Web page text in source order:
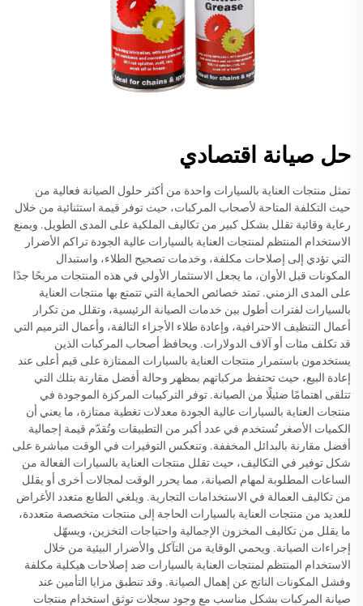
حل صيانة اقتصادي
تمثل منتجات العناية بالسيارات واحدة من أكثر حلول الصيانة فعالية من
حيث التكلفة المتاحة لأصحاب المركبات، حيث توفر قيمة استثنائية من خلال
رعاية وقائية تقلل بشكل كبير من تكاليف الملكية على المدى الطويل. ويمنع
الاستخدام المنتظم لمنتجات العناية بالسيارات عالية الجودة تراكم الأضرار
التي تؤدي إلى إصلاحات مكلفة، وخدمات تصحيح الطلاء، واستبدال
المكونات قبل الأوان، ما يجعل الاستثمار الأولي في هذه المنتجات مربحًا جدًا
على المدى الزمني. تمتد خصائص الحماية التي تتمتع بها منتجات العناية
بالسيارات لفترات أطول بين خدمات الصيانة الرئيسية، وتقلل من تكرار
أعمال التنظيف الاحترافية، وإعادة طلاء الأجزاء التالفة، وأعمال الترميم التي
قد تكلف مئات أو آلاف الدولارات. ويحافظ أصحاب المركبات الذين
يستخدمون باستمرار منتجات العناية بالسيارات الممتازة على قيم أعلى عند
إعادة البيع، حيث تحتفظ مركباتهم بمظهر وحالة أفضل مقارنة بتلك التي
تتلقى اهتمامًا ضئيلًا من الصيانة. توفر التركيبات المركزة الموجودة في
منتجات العناية بالسيارات عالية الجودة معدلات تغطية ممتازة، ما يعني أن
الكميات الأصغر تُستخدم في عدد أكبر من التطبيقات وتُقدّم قيمة إجمالية
أفضل مقارنة بالبدائل المخففة. وتنعكس التوفيرات في الوقت مباشرة على
شكل توفير في التكاليف، حيث تقلل منتجات العناية بالسيارات الفعالة من
الساعات المطلوبة لمهام الصيانة، مما يحرر الوقت لمجالات أخرى أو يقلل
من تكاليف العمالة في الاستخدامات التجارية. ويلغي الطابع متعدد الأغراض
للعديد من منتجات العناية بالسيارات الحاجة إلى منتجات متخصصة متعددة،
ما يقلل من تكاليف المخزون الإجمالية واحتياجات التخزين، ويسهّل
إجراءات الصيانة. ويحمي الوقاية من التآكل والأضرار البيئية من خلال
الاستخدام المنتظم لمنتجات العناية بالسيارات ضد إصلاحات هيكلية مكلفة
وفشل المكونات الناتج عن إهمال الصيانة. وقد تنطبق مزايا التأمين عند
صيانة المركبات بشكل مناسب مع وجود سجلات توثق استخدام منتجات